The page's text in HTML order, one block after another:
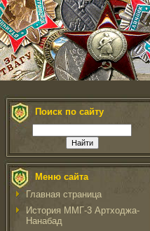
Поиск по сайту
Меню сайта
Главная страница
История ММГ-3 Артходжа-
Нанабад